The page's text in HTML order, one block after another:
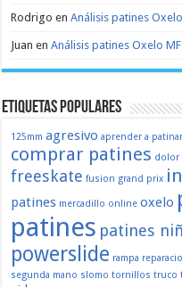
Rodrigo enAnálisis patines
Juan enAnálisis patines Oxelo
Etiquetas populares
125mm agresivo aprender a patinar
comprar patines dolor
freeskate fusion grand prix
patines mercadillo online oxelo
patines patines
powerslide rampa
segunda mano slomo tornillos truco